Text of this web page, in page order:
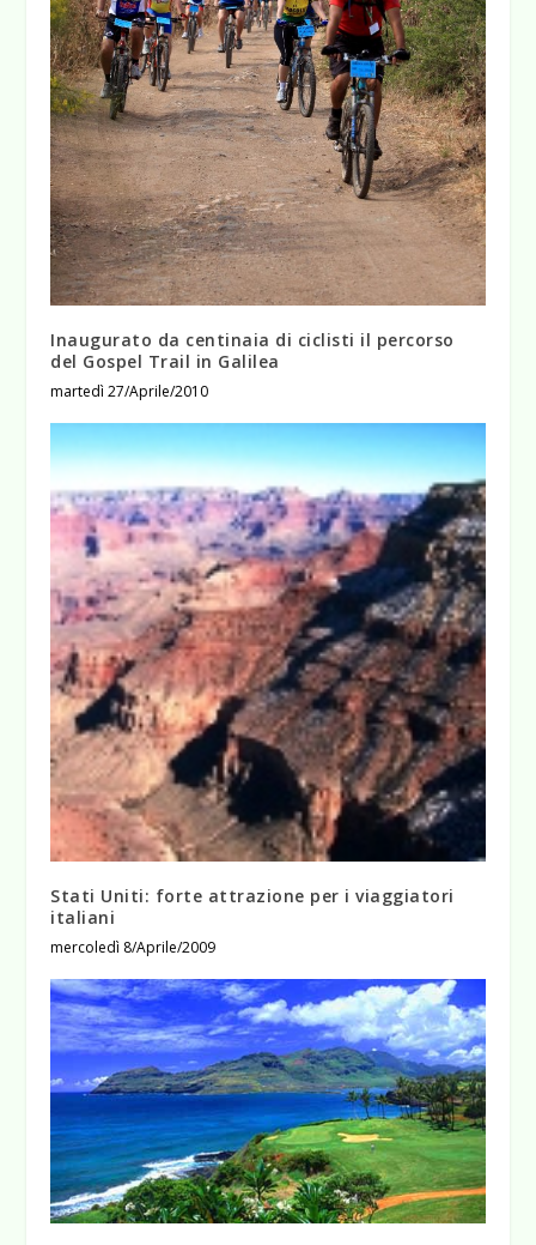
Inaugurato da centinaia di ciclisti il percorso
del Gospel Trail in Galilea
martedì 27/Aprile/2010
Stati Uniti: forte attrazione per i viaggiatori
italiani
mercoledì 8/Aprile/2009